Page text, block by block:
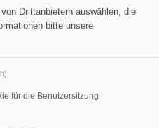
so werdet ihr finden;
Drittanbietern auswählen, die
bitte unsere
für die Benutzersitzung